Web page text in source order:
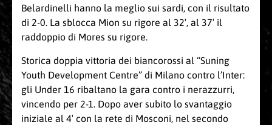
Belardinelli hanno la meglio sui sardi, con il risultato
di 2-0. La sblocca Mion su rigore al 32′, al 37′ il
raddoppio di Mores su rigore.
Storica doppia vittoria dei biancorossi al “Suning
Youth Development Centre” di Milano contro l’Inter:
gli Under 16 ribaltano la gara contro i nerazzurri,
vincendo per 2-1. Dopo aver subito lo svantaggio
iniziale al 4′ con la rete di Mosconi, nel secondo